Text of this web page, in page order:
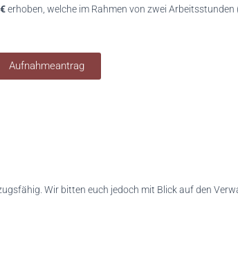
erhoben, welche im Rahmen von zwei
Aufnahmeantrag
Wir bitten euch jedoch mit Blick auf den